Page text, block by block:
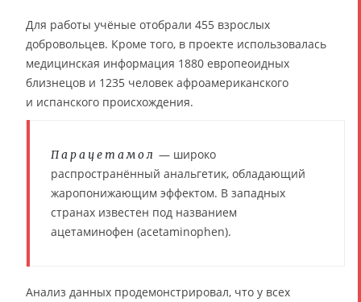
Для работы учёные отобрали 455 взрослых
добровольцев. Кроме того, в проекте использовалась
медицинская информация 1880 европеоидных
близнецов и 1235 человек афроамериканского
и испанского происхождения.
Парацетамол — широко
распространённый анальгетик, обладающий
жаропонижающим эффектом. В западных
странах известен под названием
ацетаминофен (acetaminophen).
Анализ данных продемонстрировал, что у всех